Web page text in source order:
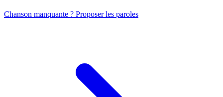
Chanson manquante ? Proposer les paroles